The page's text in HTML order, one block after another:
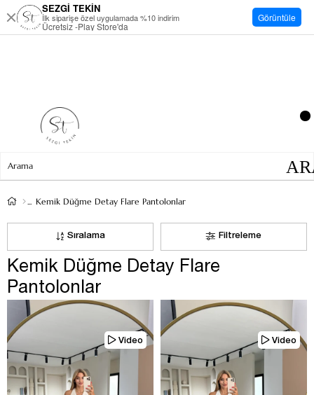
Kemik Düğme Detay Flare Pantolonlar
Filtreleme
Sıralama
Kemik Düğme Detay Flare
Pantolonlar
Video Video
SEZGİ TEKİN
İlk siparişe özel uygulamada %10 indirim
Ücretsiz -Play Store'da
Görüntüle